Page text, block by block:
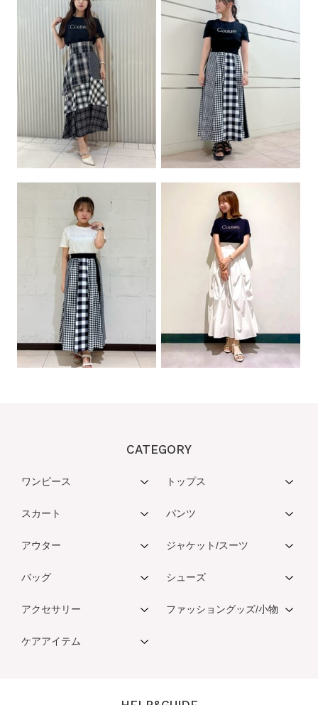
CATEGORY
ワンピース トップス
スカート パンツ
アウター ジャケット/スーツ
バッグ シューズ
アクセサリー ファッショングッズ/小物
ケアアイテム